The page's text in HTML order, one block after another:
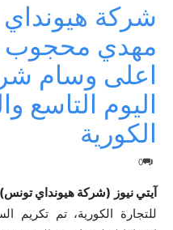
شركة
مهدي محجوب
اعلى وسام
اليوم التاسع
الكورية
0
آيتي نيوز (شركة هيونداي
للتجارة الكورية، تم